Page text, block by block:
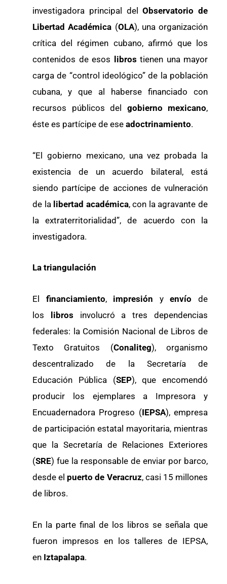
investigadora principal delObservatorio de
Libertad Académica (OLA), una organización
crítica del régimen cubano, afirmó que los
contenidos de esos libros tienen una mayor
carga de “control ideológico” de la población
cubana, y que al haberse financiado con
recursos públicos del gobierno mexicano,
éste es partícipe de ese adoctrinamiento.
“El gobierno mexicano, una vez probada la
existencia de un acuerdo bilateral, está
siendo partícipe de acciones de vulneración
de la libertad académica, con la agravante de
la extraterritorialidad”, de acuerdo con la
investigadora.
La triangulación
El financiamiento, impresión yenvíode
los
libros involucró a tres dependencias
federales: la Comisión Nacional de Libros de
Texto Gratuitos (Conaliteg), organismo
descentralizado de la Secretaría de
Educación Pública (SEP), que encomendó
producir los ejemplares a Impresora y
Encuadernadora Progreso (IEPSA), empresa
de participación estatal mayoritaria, mientras
que la Secretaría de Relaciones Exteriores
(SRE) fue la responsable de enviar por barco,
desde el puerto de Veracruz, casi 15 millones
de libros.
En la parte final de los libros se señala que
fueron impresos en los talleres de IEPSA,
en Iztapalapa.